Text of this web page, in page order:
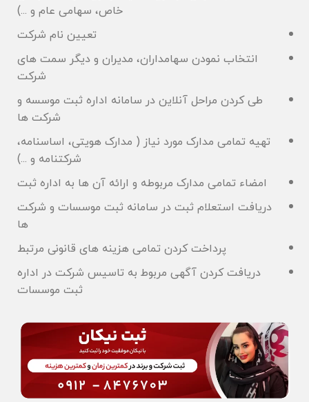
خاص، سهامی عام و ...)
تعیین نام شرکت
انتخاب نمودن سهامداران، مدیران و دیگر سمت های
شرکت
طی کردن مراحل آنلاین در سامانه اداره ثبت موسسه و
شرکت ها
تهیه تمامی مدارک مورد نیاز ( مدارک هویتی، اساسنامه،
شرکتنامه و ...)
امضاء تمامی مدارک مربوطه و ارائه آن ها به اداره ثبت
دریافت استعلام ثبت در سامانه ثبت موسسات و شرکت
ها
پرداخت کردن تمامی هزینه های قانونی مرتبط
دریافت کردن آگهی مربوط به تاسیس شرکت در اداره
ثبت موسسات